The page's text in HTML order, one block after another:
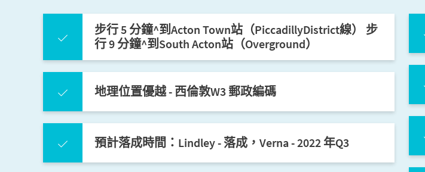
步行 5 分鐘^到Acton Town站（PiccadillyDistrict線） 步
行 9 分鐘^到South Acton站（Overground）
地理位置優越 - 西倫敦W3 郵政編碼
預計落成時間：Lindley - 落成，Verna - 2022 年Q3